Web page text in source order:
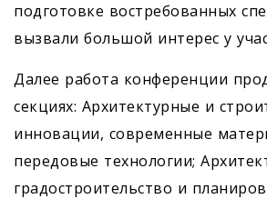
подготовке востребованных
вызвали большой интерес у
Далее работа конференции
секциях: Архитектурные и
инновации, современные
передовые технологии;
градостроительство и